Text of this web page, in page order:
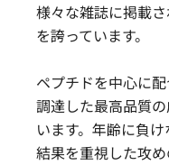
様々な雑誌に掲載
を誇っています。
ペプチドを中心に
調達した最高品質
います。年齢に負
結果を重視した攻め